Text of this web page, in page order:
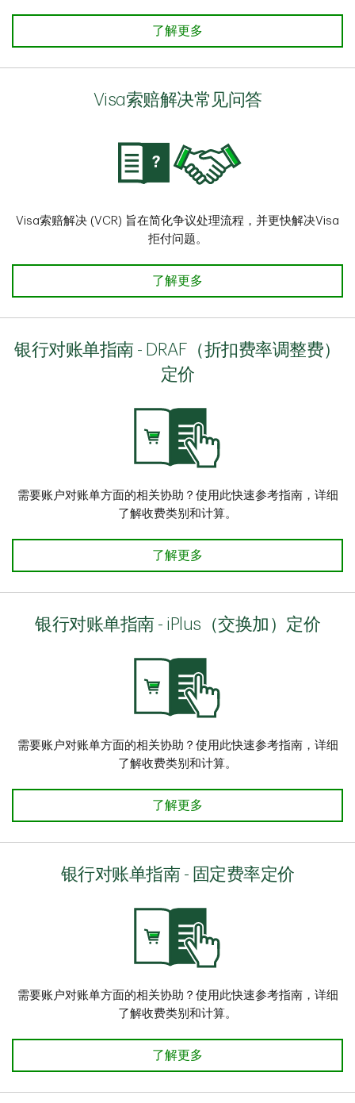
支付卡网络 了解详情
了解更多
Visa索赔解决常见问答
Visa索赔解决 (VCR) 旨在简化争议处理流程，并更快解决Visa
拒付问题。
Visa索赔解决常见问答 了解详情
了解更多
银行对账单指南 - DRAF（折扣费率调整费）
定价
需要账户对账单方面的相关协助？使用此快速参考指南，详细
了解收费类别和计算。​
银行对账单指南 - DRAF（折扣费率
了解更多
银行对账单指南 - iPlus（交换加）定价
需要账户对账单方面的相关协助？使用此快速参考指南，详细
了解收费类别和计算。
银行对账单指南 - iPlus（交换加）
了解更多
银行对账单指南 - 固定费率定价
需要账户对账单方面的相关协助？使用此快速参考指南，详细
了解收费类别和计算。​
银行对账单指南 - DRAF（折扣费率
了解更多